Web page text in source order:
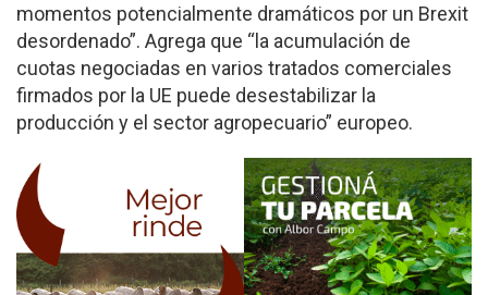
momentos potencialmente dramáticos por un Brexit
desordenado”. Agrega que “la acumulación de
cuotas negociadas en varios tratados comerciales
firmados por la UE puede desestabilizar la
producción y el sector agropecuario” europeo.